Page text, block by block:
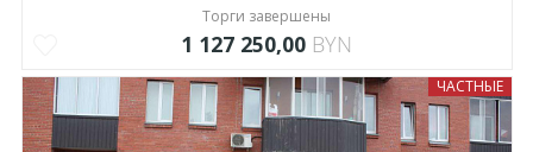
Торги завершены
1 127 250,00 BYN
ЧАСТНЫЕ